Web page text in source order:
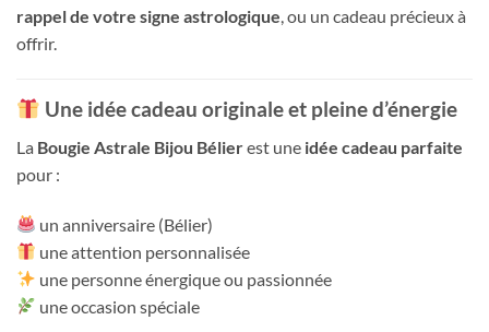
rappel de votre signe astrologique , ou un cadeau précieux à
offrir.
Une idée cadeau originale et pleine d’énergie
La Bougie Astrale Bijou Bélierest une idée cadeau parfaite
pour :
un anniversaire (Bélier)
une attention personnalisée
une personne énergique ou passionnée
une occasion spéciale